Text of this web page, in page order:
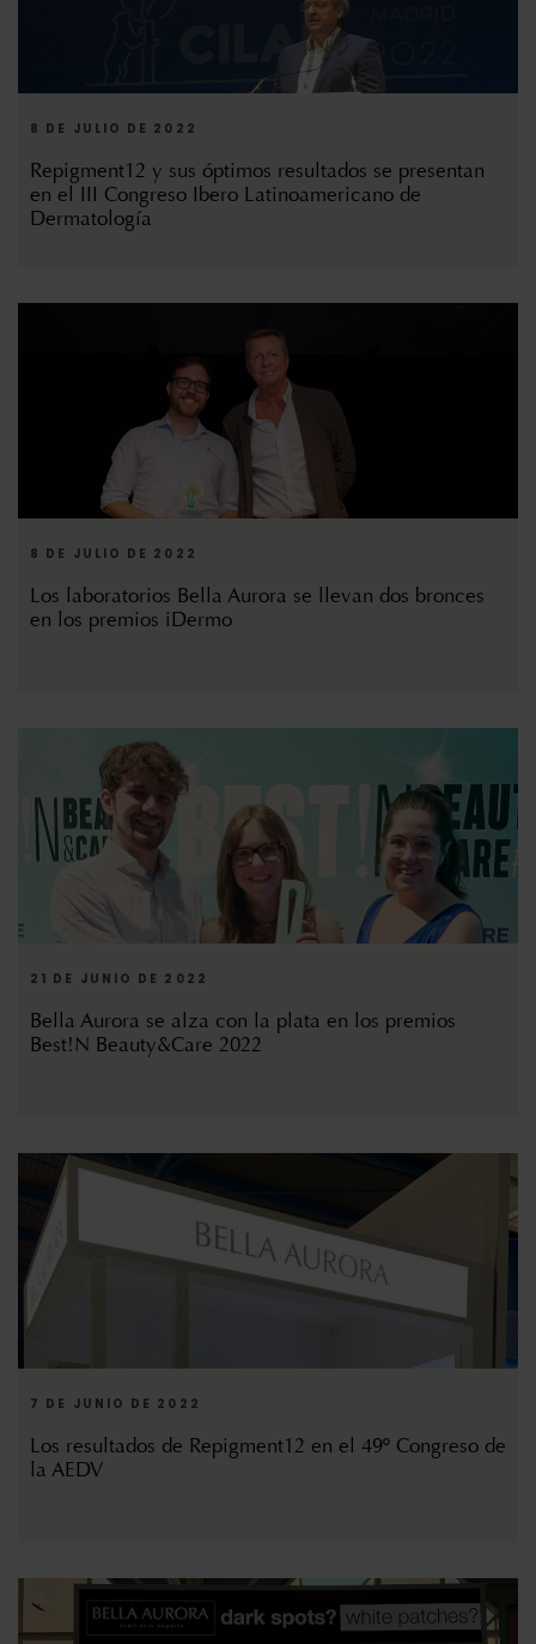
8 DE JULIO DE 2022
Repigment12 y sus óptimos resultados se presentan
en el III Congreso Ibero Latinoamericano de
Dermatología
8 DE JULIO DE 2022
Los laboratorios Bella Aurora se llevan dos bronces
en los premios iDermo
21 DE JUNIO DE 2022
Bella Aurora se alza con la plata en los premios
Best!N Beauty&Care 2022
7 DE JUNIO DE 2022
Los resultados de Repigment12 en el 49º Congreso de
la AEDV